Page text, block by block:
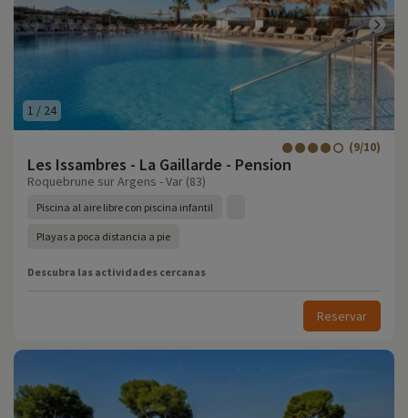
1 / 24
Les Issambres - La Gaillarde - Pension
(9/10)
Roquebrune sur Argens - Var (83)
Piscina al aire libre con piscina infantil
Playas a poca distancia a pie
Descubra las actividades cercanas
Reservar